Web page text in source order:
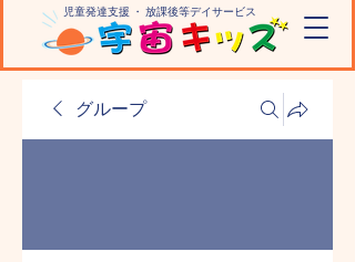
宇宙のように大きな無限大の可能性を引き出し 子どもたちの未来を育む
児童発達支援 ・ 放課後等デイサービス
グループ